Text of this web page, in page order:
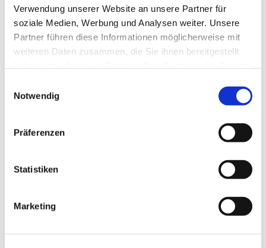
Verwendung unserer Website an unsere Partner für
soziale Medien, Werbung und Analysen weiter. Unsere
Partner führen diese Informationen möglicherweise mit
weiteren Daten zusammen, die Sie ihnen bereitgestellt
Notwendig
Präferenzen
Statistiken
Marketing
Beiträge
Menstruations­zyklusbasiertes Training